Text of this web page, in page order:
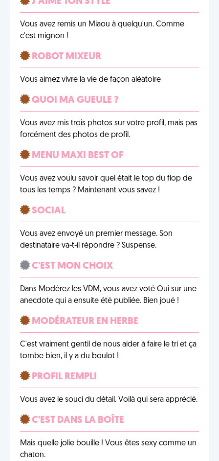
Vous avez remis un Miaou à quelqu'un. Comme
c'est mignon !
ROBOT MIXEUR
Vous aimez vivre la vie de façon aléatoire
QUOI MA GUEULE ?
Vous avez mis trois photos sur votre profil, mais pas
forcément des photos de profil.
MENU MAXI BEST OF
Vous avez voulu savoir quel était le top du flop de
tous les temps ? Maintenant vous savez !
SOCIAL
Vous avez envoyé un premier message. Son
destinataire va-t-il répondre ? Suspense.
C'EST MON CHOIX
Dans Modérez les VDM, vous avez voté Oui sur une
anecdote qui a ensuite été publiée. Bien joué !
MODÉRATEUR EN HERBE
C'est vraiment gentil de nous aider à faire le tri et ça
tombe bien, il y a du boulot !
PROFIL REMPLI
Vous avez le souci du détail. Voilà qui sera apprécié.
C'EST DANS LA BOÎTE
Mais quelle jolie bouille ! Vous êtes sexy comme un
chaton.